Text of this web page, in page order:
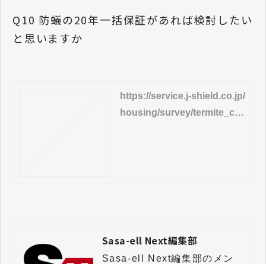
Q10 防蟻の20年一括保証があれば検討したい
と思いますか
https://service.j-shield.co.jp/
housing/survey/termite_con
Sasa-ell Next編集部
Sasa-ell Next編集部のメン